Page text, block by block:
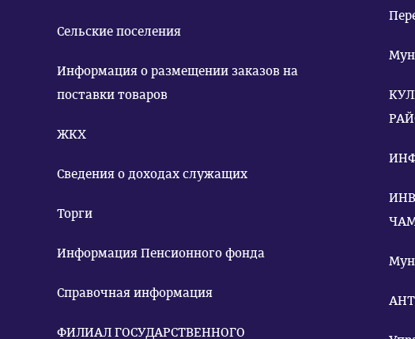
Сельские поселения
Информация о размещении заказов на
поставки товаров
ЖКХ
Сведения о доходах служащих
Торги
Информация Пенсионного фонда
Справочная информация
ФИЛИАЛ ГОСУДАРСТВЕННОГО